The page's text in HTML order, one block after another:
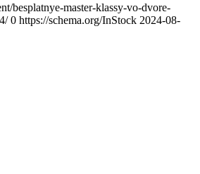
besplatnye-master-klassy-vo-dvore-
0 https://schema.org/InStock 2024-08-